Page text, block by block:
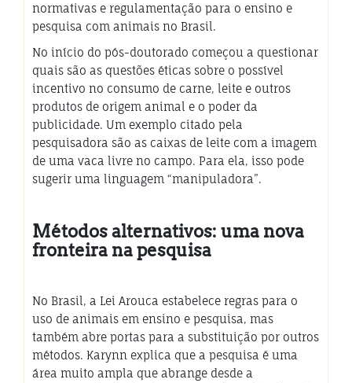
normativas e regulamentação para o ensino e
pesquisa com animais no Brasil.
No início do pós-doutorado começou a questionar
quais são as questões éticas sobre o possível
incentivo no consumo de carne, leite e outros
produtos de origem animal e o poder da
publicidade. Um exemplo citado pela
pesquisadora são as caixas de leite com a imagem
de uma vaca livre no campo. Para ela, isso pode
sugerir uma linguagem “manipuladora”.
Métodos alternativos: uma nova
fronteira na pesquisa
No Brasil, a Lei Arouca estabelece regras para o
uso de animais em ensino e pesquisa, mas
também abre portas para a substituição por outros
métodos. Karynn explica que a pesquisa é uma
área muito ampla que abrange desde a